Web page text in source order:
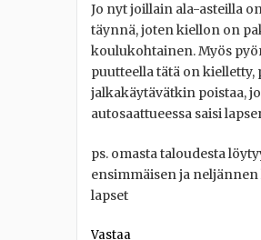
Jo nyt joillain ala-asteilla
täynnä, joten kiellon on
koulukohtainen. Myös
puutteella tätä on kielletty,
jalkakäytävätkin poistaa,
autosaattueessa saisi
ps. omasta taloudesta
ensimmäisen ja
lapset
Vastaa